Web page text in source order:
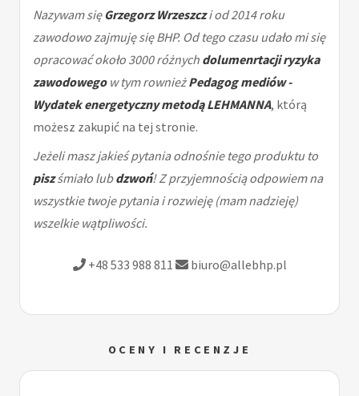
Nazywam sięGrzegorz Wrzeszczi od 2014 roku
zawodowo zajmuję się BHP. Od tego czasu udało mi się
opracować około 3000 różnych dolumenrtacji ryzyka
zawodowegow tym rownieżPedagog mediów -
Wydatek energetyczny metodą LEHMANNA, którą
możesz zakupić na tej stronie.
Jeżeli masz jakieś pytania odnośnie tego produktu to
piszśmiało lubdzwoń! Z przyjemnością odpowiem na
wszystkie twoje pytania i rozwieję (mam nadzieję)
wszelkie wątpliwości.
+48 533 988 811 biuro@allebhp.pl
OCENY I RECENZJE